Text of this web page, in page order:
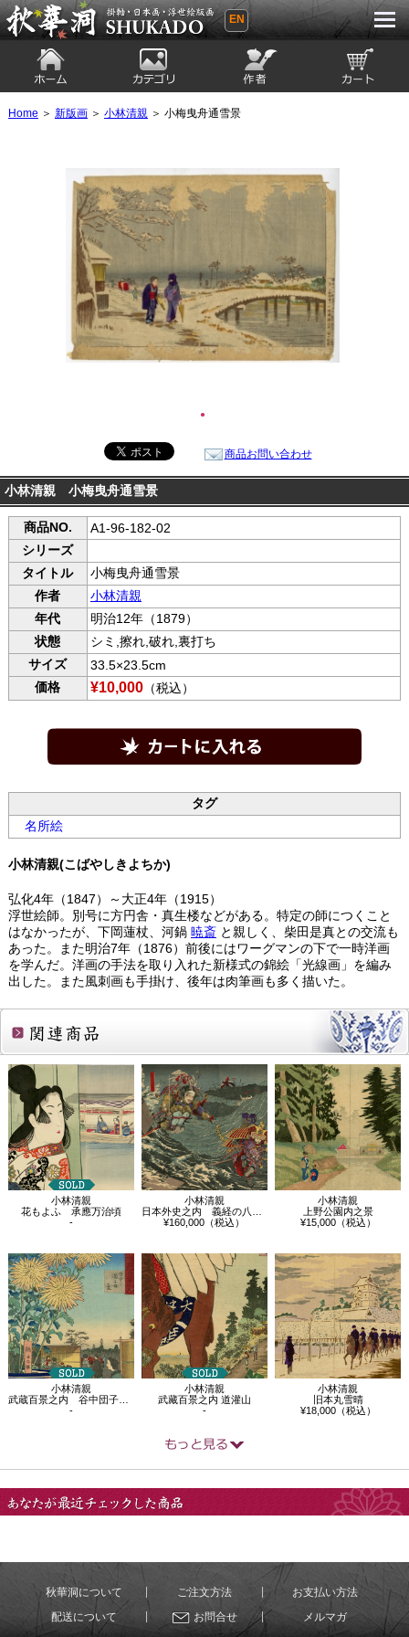
秋華洞 SHUKADO 掛軸・日本画・浮世
EN
Home ＞ 新版画＞ 小林清親＞ 小梅曳舟通雪景
●
商品お問い合わせ
小林清親 小梅曳舟通雪景
商品NO.
A1-96-182-02
シリーズ
タイトル
小梅曳舟通雪景
作者
小林清親
年代
明治12年（1879）
状態
シミ,擦れ,破れ,裏打ち
サイズ
33.5×23.5cm
価格
¥10,000（税込）
タグ
名所絵
小林清親(こばやしきよちか)
弘化4年（1847）～大正4年（1915）
浮世絵師。別号に方円舎・真生楼などがある。特定の師につくこと
はなかったが、下岡蓮杖、河鍋 暁斎と親しく、柴田是真との交流も
あった。また明治7年（1876）前後にはワーグマンの下で一時洋画
を学んだ。洋画の手法を取り入れた新様式の錦絵「光線画」を編み
出した。また風刺画も手掛け、後年は肉筆画も多く描いた。
関連商品
小林清親
花もよふ 承應万治頃
-
小林清親
日本外史之内 義経の八艘飛び
¥160,000（税込）
小林清親
上野公園内之景
¥15,000（税込）
小林清親
武蔵百景之内 谷中団子坂菊
-
小林清親
武藏百景之内 道灌山
-
小林清親
旧本丸雪晴
¥18,000（税込）
秋華洞について ご注文方法
お支払い方法
配送について
お問合せ メルマガ